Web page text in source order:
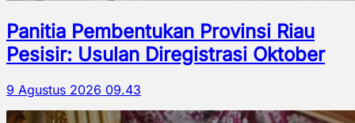
Panitia Pembentukan Provinsi Riau
Pesisir: Usulan Diregistrasi Oktober
9 Agustus 2026 09.43